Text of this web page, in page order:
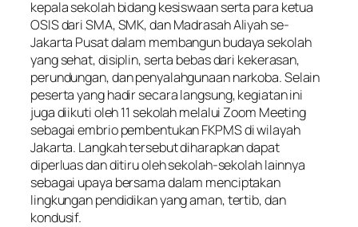
kepala sekolah bidang kesiswaan serta para ketua
OSIS dari SMA, SMK, dan Madrasah Aliyah se-
Jakarta Pusat dalam membangun budaya sekolah
yang sehat, disiplin, serta bebas dari kekerasan,
perundungan, dan penyalahgunaan narkoba. Selain
peserta yang hadir secara langsung, kegiatan ini
juga diikuti oleh 11 sekolah melalui Zoom Meeting
sebagai embrio pembentukan FKPMS di wilayah
Jakarta. Langkah tersebut diharapkan dapat
diperluas dan ditiru oleh sekolah-sekolah lainnya
sebagai upaya bersama dalam menciptakan
lingkungan pendidikan yang aman, tertib, dan
kondusif.